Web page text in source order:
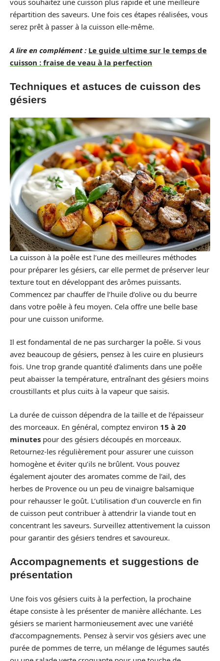
vous souhaitez une cuisson plus rapide et une meilleure
répartition des saveurs. Une fois ces étapes réalisées, vous
serez prêt à passer à la cuisson elle-même.
A lire en complément : Le guide ultime sur le temps de
cuisson : fraise de veau à la perfection
Techniques et astuces de cuisson des
gésiers
La cuisson à la poêle est l’une des meilleures méthodes
pour préparer les gésiers, car elle permet de préserver leur
texture tout en développant des arômes puissants.
Commencez par chauffer de l’huile d’olive ou du beurre
dans votre poêle à feu moyen. Cela offre une belle base
pour une cuisson uniforme.
Il est fondamental de ne pas surcharger la poêle. Si vous
avez beaucoup de gésiers, pensez à les cuire en plusieurs
fois. Une trop grande quantité d’aliments dans une poêle
peut abaisser la température, entraînant des gésiers moins
croustillants et plus cuits à la vapeur que saisis.
La durée de cuisson dépendra de la taille et de l’épaisseur
des morceaux. En général, comptez environ 15 à 20
minutes pour des gésiers découpés en morceaux.
Retournez-les régulièrement pour assurer une cuisson
homogène et éviter qu’ils ne brûlent. Vous pouvez
également ajouter des aromates comme de l’ail, des
herbes de Provence ou un peu de vinaigre balsamique
pour rehausser le goût. L’utilisation d’un couvercle en fin
de cuisson peut contribuer à attendrir la viande tout en
concentrant les saveurs. Surveillez attentivement la cuisson
pour garantir des gésiers tendres et savoureux.
Accompagnements et suggestions de
présentation
Une fois vos gésiers cuits à la perfection, la prochaine
étape consiste à les présenter de manière alléchante. Les
gésiers se marient harmonieusement avec une variété
d’accompagnements. Pensez à servir vos gésiers avec une
purée de pommes de terre, un mélange de légumes sautés